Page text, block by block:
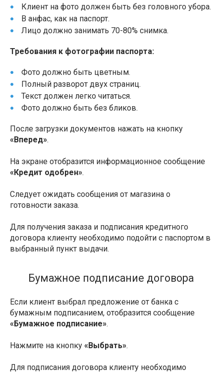
Клиент на фото должен быть без головного убора.
В анфас, как на паспорт.
Лицо должно занимать 70-80% снимка.
Требования к фотографии паспорта:
Фото должно быть цветным.
Полный разворот двух страниц.
Текст должен легко читаться.
Фото должно быть без бликов.
После загрузки документов нажать на кнопку
«Вперед».
На экране отобразится информационное сообщение
«Кредит одобрен».
Следует ожидать сообщения от магазина о
готовности заказа.
Для получения заказа и подписания кредитного
договора клиенту необходимо подойти с паспортом в
выбранный пункт выдачи.
Бумажное подписание договора
Если клиент выбрал предложение от банка с
бумажным подписанием, отобразится сообщение
«Бумажное подписание».
Нажмите на кнопку «Выбрать».
Для подписания договора клиенту необходимо